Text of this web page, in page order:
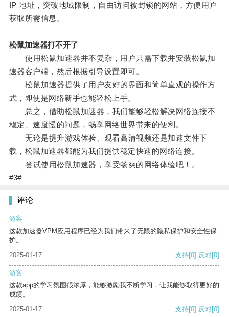
IP 地址，突破地域限制，自由访问被封锁的网站，方便用户
获取所需信息。
松鼠加速器打不开了
使用松鼠加速器并不复杂，用户只需下载并安装松鼠加
速器客户端，然后根据引导设置即可。
松鼠加速器提供了用户友好的界面和简单直观的操作方
式，即使是网络新手也能轻松上手。
总之，借助松鼠加速器，我们能够轻松解决网络连接不
稳定、速度慢的问题，畅享网络世界带来的便利。
无论是提升游戏体验、观看高清视频还是加速文件下
载，松鼠加速器都能为我们提供稳定快速的网络连接。
尝试使用松鼠加速器，享受畅爽的网络体验吧！。
#3#
评论
游客
这款加速器VPM应用程序已经为我们带来了无限的隐私保护和安全性保
护。
2025-01-17
支持[0] 反对[0]
游客
这款app的学习氛围很浓厚，能够激励我不断学习，让我能够取得更好的
成绩。
2025-01-17
支持[0] 反对[0]